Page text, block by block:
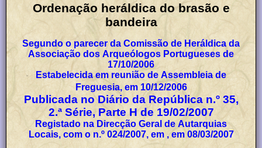
Ordenação heráldica do brasão e
bandeira
Segundo o parecer da Comissão de Heráldica da
Associação dos Arqueólogos Portugueses de
17/10/2006
Estabelecida em reunião de Assembleia de
Freguesia, em 10/12/2006
Publicada no Diário da República n.º 35,
2.ª Série, Parte H de 19/02/2007
Registado na Direcção Geral de Autarquias
Locais, com o n.º 024/2007, em , em 08/03/2007